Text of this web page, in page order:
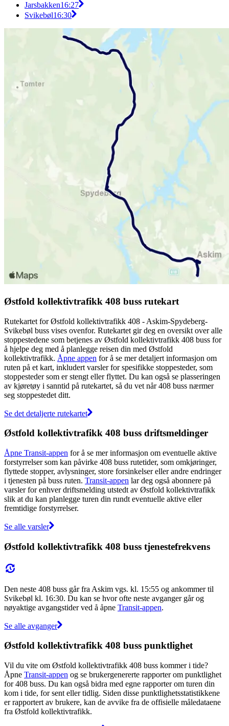
Jarsbakken16:27
Svikebøl16:30
Østfold kollektivtrafikk 408 buss rutekart
Rutekartet for Østfold kollektivtrafikk 408 - Askim-Spydeberg-
Svikebøl buss vises ovenfor. Rutekartet gir deg en oversikt over alle
stoppestedene som betjenes av Østfold kollektivtrafikk 408 buss for
å hjelpe deg med å planlegge reisen din med Østfold
kollektivtrafikk. Åpne appen for å se mer detaljert informasjon om
ruten på et kart, inkludert varsler for spesifikke stoppesteder, som
stoppesteder som er stengt eller flyttet. Du kan også se plasseringen
av kjøretøy i sanntid på rutekartet, så du vet når 408 buss nærmer
seg stoppestedet ditt.
Se det detaljerte rutekartet
Østfold kollektivtrafikk 408 buss driftsmeldinger
Åpne Transit-appen for å se mer informasjon om eventuelle aktive
forstyrrelser som kan påvirke 408 buss rutetider, som omkjøringer,
flyttede stopper, avlysninger, store forsinkelser eller andre endringer
i tjenesten på buss ruten. Transit-appen lar deg også abonnere på
varsler for enhver driftsmelding utstedt av Østfold kollektivtrafikk
slik at du kan planlegge turen din rundt eventuelle aktive eller
fremtidige forstyrrelser.
Se alle varsler
Østfold kollektivtrafikk 408 buss tjenestefrekvens
Den neste 408 buss går fra Askim vgs. kl. 15:55 og ankommer til
Svikebøl kl. 16:30. Du kan se hvor ofte neste avganger går og
nøyaktige avgangstider ved å åpne Transit-appen.
Se alle avganger
Østfold kollektivtrafikk 408 buss punktlighet
Vil du vite om Østfold kollektivtrafikk 408 buss kommer i tide?
Åpne Transit-appen og se brukergenererte rapporter om punktlighet
for 408 buss. Du kan også bidra med egne rapporter om turen din
kom i tide, for sent eller tidlig. Siden disse punktlighetsstatistikkene
er rapportert av brukere, kan de avvike fra de offisielle måledataene
fra Østfold kollektivtrafikk.